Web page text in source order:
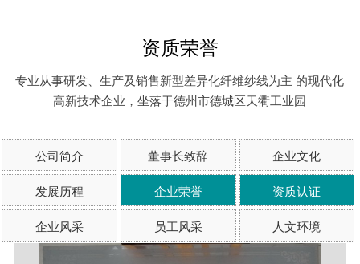
资质荣誉
专业从事研发、生产及销售新型差异化纤维纱线为主 的现代化
高新技术企业，坐落于德州市德城区天衢工业园
公司简介 董事长致辞 企业文化
发展历程 企业荣誉 资质认证
企业风采 员工风采 人文环境